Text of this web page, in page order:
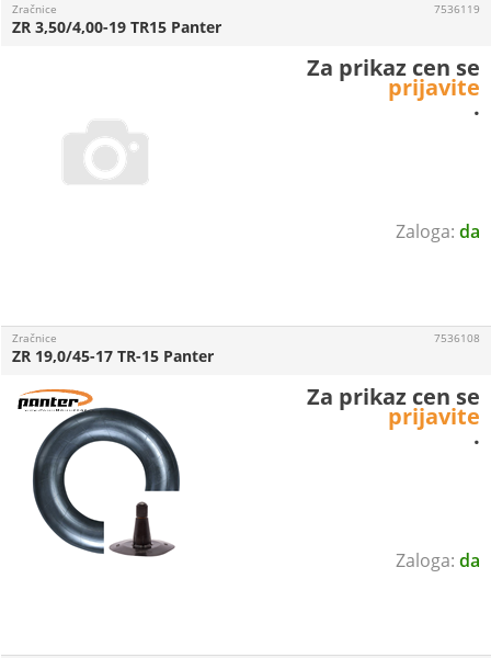
da
Zračnice
ZR 3,50/4,00-19 TR15 Panter
7536119
Za prikaz cen se
prijavite
.
da
Zračnice
ZR 19,0/45-17 TR-15 Panter
7536108
Za prikaz cen se
prijavite
.